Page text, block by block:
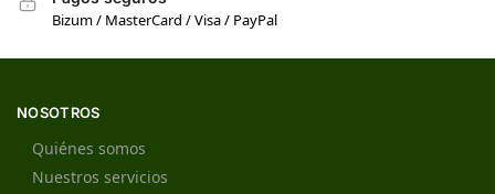
Bizum / MasterCard / Visa / PayPal
NOSOTROS
Quiénes somos
Nuestros servicios